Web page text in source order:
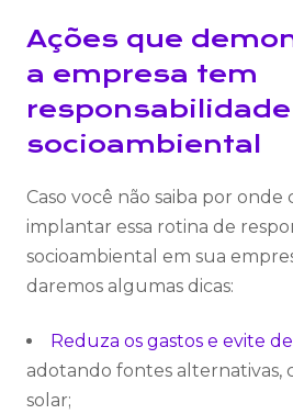
Ações que
a empresa tem
responsabilidade
socioambiental
Caso você não saiba por onde
implantar essa rotina de
socioambiental em sua
daremos algumas dicas:
Reduza os gastos e evite
adotando fontes alternativas,
solar;